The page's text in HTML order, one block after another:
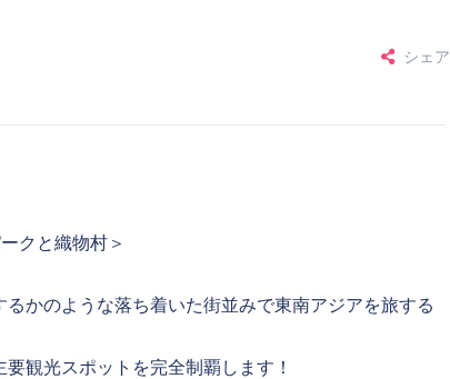
シェア
クと織物村＞
かのような落ち着いた街並みで東南アジアを旅する
観光スポットを完全制覇します！